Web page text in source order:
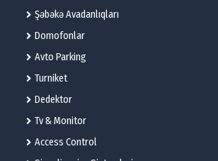
Şəbəkə Avadanlıqları
Domofonlar
Avto Parking
Turniket
Dedektor
Tv & Monitor
Access Control